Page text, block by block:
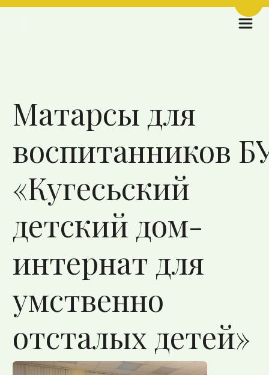
Матарсы для
воспитанников
«Кугесьский
детский дом-
интернат для
умственно
отсталых детей»